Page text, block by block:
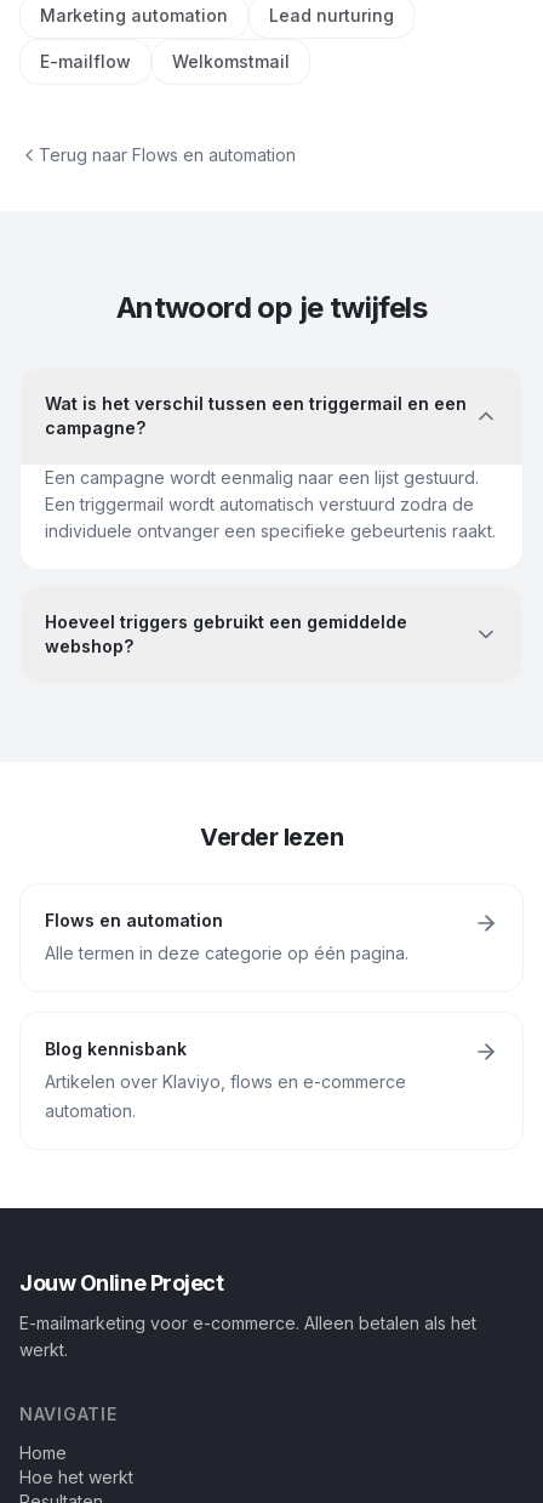
Marketing automation Lead nurturing
E-mailflow Welkomstmail
Terug naar Flows en automation
Antwoord op je twijfels
Wat is het verschil tussen een triggermail en een
campagne?
Een campagne wordt eenmalig naar een lijst gestuurd.
Een triggermail wordt automatisch verstuurd zodra de
individuele ontvanger een specifieke gebeurtenis raakt.
Hoeveel triggers gebruikt een gemiddelde
webshop?
Verder lezen
Flows en automation
Alle termen in deze categorie op één pagina.
Blog kennisbank
Artikelen over Klaviyo, flows en e-commerce
automation.
Jouw Online Project
E-mailmarketing voor e-commerce. Alleen betalen als het
werkt.
NAVIGATIE
Home
Hoe het werkt